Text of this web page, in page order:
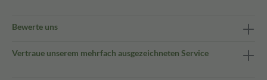
Bewerte uns
Vertraue unserem mehrfach ausgezeichneten Service